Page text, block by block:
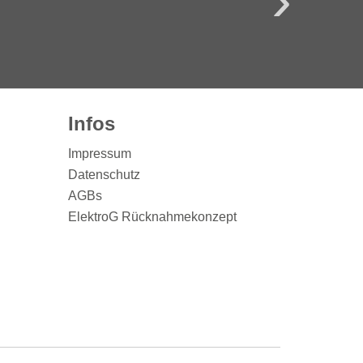
Infos
Impressum
Datenschutz
AGBs
ElektroG Rücknahmekonzept